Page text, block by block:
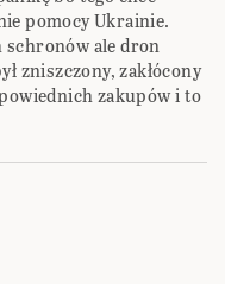
pomocy Ukrainie.
schronów ale dron
zniszczony, zakłócony
zakupów i to